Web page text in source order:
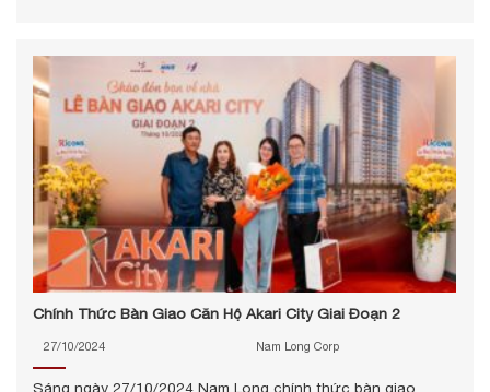
Chính Thức Bàn Giao Căn Hộ Akari City Giai Đoạn 2
27/10/2024 Nam Long Corp
Sáng ngày 27/10/2024 Nam Long chính thức bàn giao